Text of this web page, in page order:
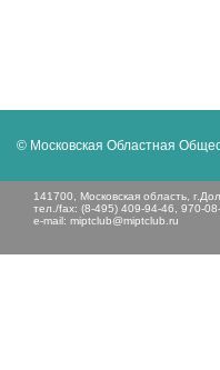
© Московская Областная
141700, Московская область,
тел./fax: (8-495) 409-94-46, 970-
e-mail: miptclub@miptclub.ru